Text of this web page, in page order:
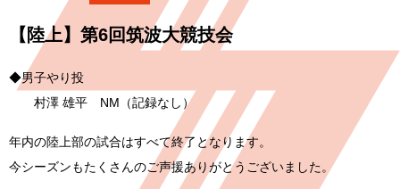
【陸上】第6回筑波大競技会
◆男子やり投
村澤 雄平 NM（記録なし）
年内の陸上部の試合はすべて終了となります。
今シーズンもたくさんのご声援ありがとうございました。